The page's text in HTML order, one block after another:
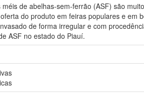
méis de abelhas-sem-ferrão (ASF) são
do produto em feiras populares e em
de forma irregular e com
ASF no estado do Piauí.